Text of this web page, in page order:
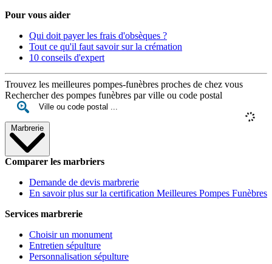
Pour vous aider
Qui doit payer les frais d'obsèques ?
Tout ce qu'il faut savoir sur la crémation
10 conseils d'expert
Trouvez les meilleures pompes-funèbres proches de chez vous
Rechercher des pompes funèbres par ville ou code postal
Marbrerie
Comparer les marbriers
Demande de devis marbrerie
En savoir plus sur la certification Meilleures Pompes Funèbres
Services marbrerie
Choisir un monument
Entretien sépulture
Personnalisation sépulture